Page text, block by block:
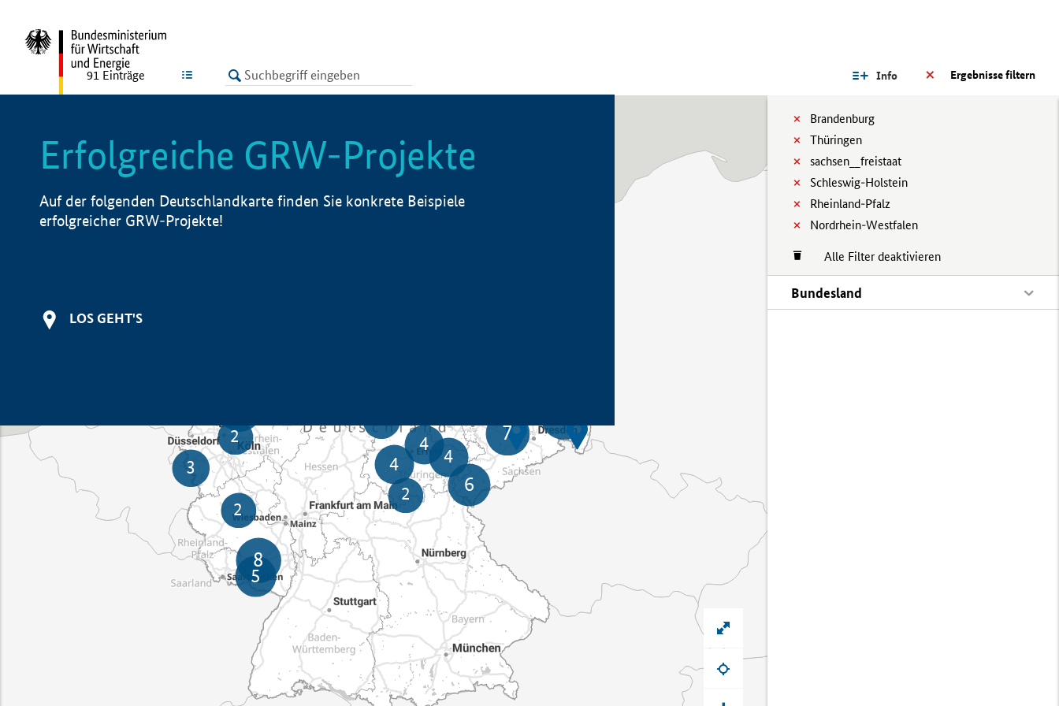
LISTE Ergebnisse filtern
Info
Brandenburg
Thüringen
sachsen__freistaat
Schleswig-Holstein
Rheinland-Pfalz
Nordrhein-Westfalen
Alle Filter deaktivieren
Bundesland
91 Einträge
Erfolgreiche GRW-Projekte
Auf der folgenden Deutschlandkarte finden Sie konkrete Beispiele
erfolgreicher GRW-Projekte!
LOS GEHT'S